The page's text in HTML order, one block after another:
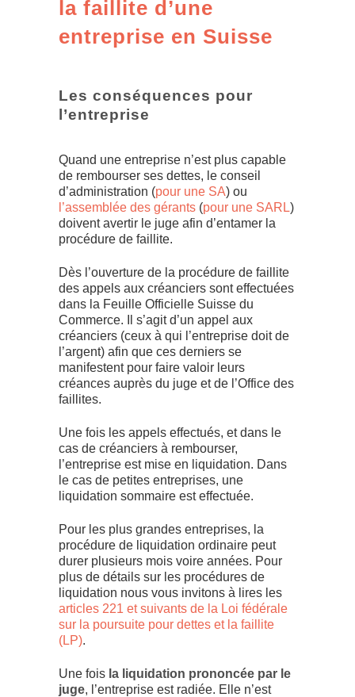
la faillite d’une
entreprise en Suisse
Les conséquences pour
l’entreprise
Quand une entreprise n’est plus capable
de rembourser ses dettes, le conseil
d’administration (pour une SA) ou
l’assemblée des gérants (pour une SARL)
doivent avertir le juge afin d’entamer la
procédure de faillite.
Dès l’ouverture de la procédure de faillite
des appels aux créanciers sont effectuées
dans la Feuille Officielle Suisse du
Commerce. Il s’agit d’un appel aux
créanciers (ceux à qui l’entreprise doit de
l’argent) afin que ces derniers se
manifestent pour faire valoir leurs
créances auprès du juge et de l’Office des
faillites.
Une fois les appels effectués, et dans le
cas de créanciers à rembourser,
l’entreprise est mise en liquidation. Dans
le cas de petites entreprises, une
liquidation sommaire est effectuée.
Pour les plus grandes entreprises, la
procédure de liquidation ordinaire peut
durer plusieurs mois voire années. Pour
plus de détails sur les procédures de
liquidation nous vous invitons à lires les
articles 221 et suivants de la Loi fédérale
sur la poursuite pour dettes et la faillite
(LP).
Une fois la liquidation prononcée par le
juge, l’entreprise est radiée. Elle n’est